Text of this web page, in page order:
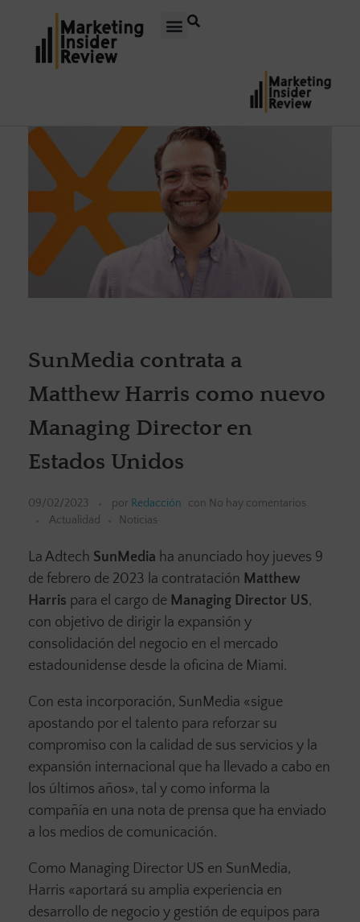
SunMedia contrata a
Matthew Harris como nuevo
Managing Director en
Estados Unidos
09/02/2023 por Redacción con No hay comentarios
Actualidad
Noticias
La Adtech SunMedia ha anunciado hoy jueves 9
de febrero de 2023 la contratación Matthew
Harris para el cargo de Managing Director US,
con objetivo de dirigir la expansión y
consolidación del negocio en el mercado
estadounidense desde la oficina de Miami.
Con esta incorporación, SunMedia «sigue
apostando por el talento para reforzar su
compromiso con la calidad de sus servicios y la
expansión internacional que ha llevado a cabo en
los últimos años», tal y como informa la
compañía en una nota de prensa que ha enviado
a los medios de comunicación.
Como Managing Director US en SunMedia,
Harris «aportará su amplia experiencia en
desarrollo de negocio y gestión de equipos para